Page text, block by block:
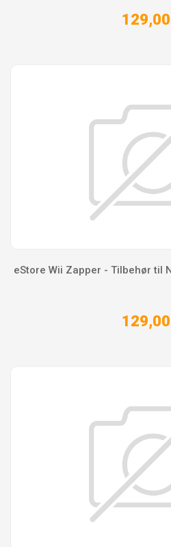
eStore Wii Zapper - Tilbehør til